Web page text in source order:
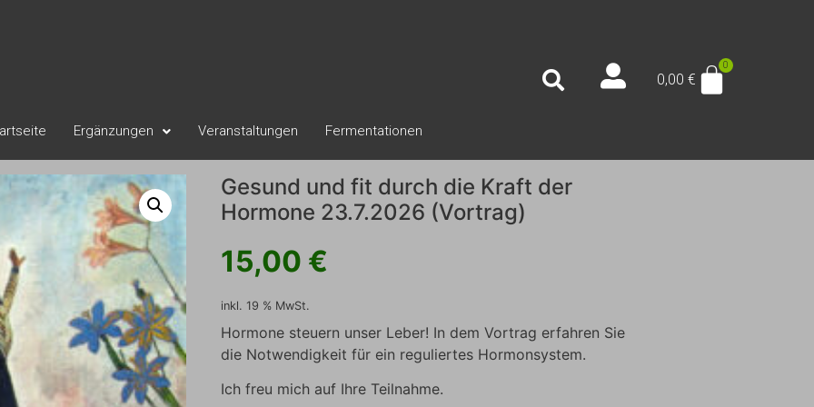
0,00€
Ergänzungen Veranstaltungen Fermentationen
Gesund und fit durch die Kraft der
Hormone 23.7.2026 (Vortrag)
15,00 €
inkl. 19 % MwSt.
Hormone steuern unser Leber! In dem Vortrag erfahren Sie
die Notwendigkeit für ein reguliertes Hormonsystem.
Ich freu mich auf Ihre Teilnahme.